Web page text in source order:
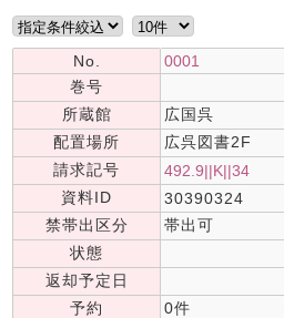
No.
0001
巻号
所蔵館
広国呉
配置場所
広呉図書2F
請求記号
492.9||K||34
資料ID
30390324
禁帯出区分
帯出可
状態
返却予定日
予約
0件